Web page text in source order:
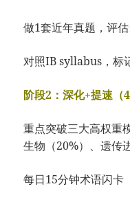
做1套近年真题，评估
对照IB syllabus，标
阶段2：深化+提速（
重点突破三大高权重
生物（20%）、遗传
每日15分钟术语闪卡